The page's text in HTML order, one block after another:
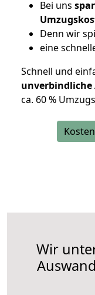
Bei uns
Denn wir
eine
Schnell und
unverbindliche
ca. 60 %
Wir